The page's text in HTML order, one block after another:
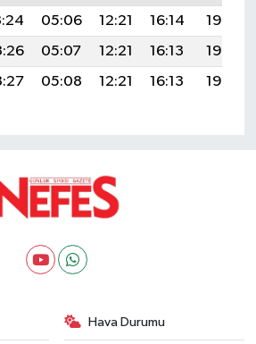
05:06 12:21 16:14
19:27
05:07 12:21 16:13
19:26
05:08 12:21 16:13 19:25
Hava Durumu